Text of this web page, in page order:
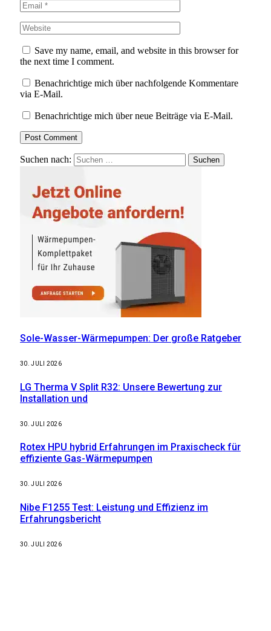
Save my name, email, and website in this browser for
the next time I comment.
Benachrichtige mich über nachfolgende Kommentare
via E-Mail.
Benachrichtige mich über neue Beiträge via E-Mail.
Suchen nach:
Sole-Wasser-Wärmepumpen: Der große Ratgeber
30. JULI 2026
LG Therma V Split R32: Unsere Bewertung zur
Installation und
30. JULI 2026
Rotex HPU hybrid Erfahrungen im Praxischeck für
effiziente Gas-Wärmepumpen
30. JULI 2026
Nibe F1255 Test: Leistung und Effizienz im
Erfahrungsbericht
30. JULI 2026